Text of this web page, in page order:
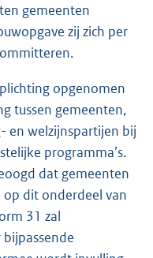
gemeenten
zij zich per
opgenomen
tussen gemeenten,
en welzijnspartijen bij
programma’s.
dat gemeenten
dit onderdeel van
31 zal